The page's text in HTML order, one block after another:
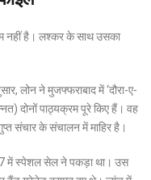
नहीं है। लश्कर के साथ उसका
लोन ने मुजफ्फराबाद में ‘दौरा-ए-
दोनों पाठ्यक्रम पूरे किए हैं। वह
संचार के संचालन में माहिर है।
में स्पेशल सेल ने पकड़ा था। उस